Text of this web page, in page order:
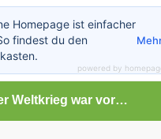
Der Weltkrieg war vor deiner Tür
Homepage ist einfacher
findest du den
powered by